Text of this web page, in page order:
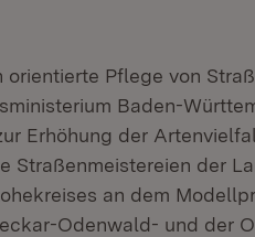
orientierte Pflege von
Baden-
Erhöhung der
Straßenmeistereien der
an dem
Odenwald- und der